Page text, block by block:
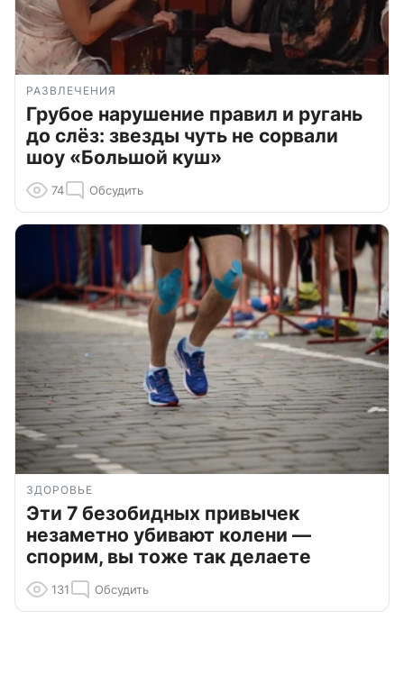
РАЗВЛЕЧЕНИЯ
Грубое нарушение правил и ругань
до слёз: звезды чуть не сорвали
шоу «Большой куш»
74 Обсудить
ЗДОРОВЬЕ
Эти 7 безобидных привычек
незаметно убивают колени —
спорим, вы тоже так делаете
131 Обсудить